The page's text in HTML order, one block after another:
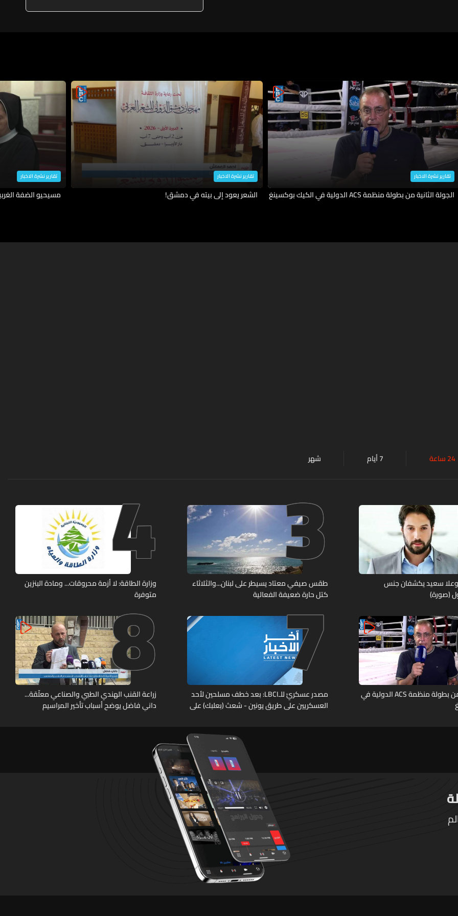
تقارير نشرة الاخبار
الجولة الثانية من بطولة منظمة ACS الدولية في الكيك بوكسينغ
تقارير نشرة الاخبار
الشعر يعود إلى بيته في دمشق!
تقارير نشرة الاخبار
مسيحيو الضفة
24 ساعة 7 أيام شهر
سعيد يكشفان جنس
(صورة)
3
طقس صيفي معتاد يسيطر على لبنان...والثلاثاء
كتل حارة ضعيفة الفعالية
4
وزارة الطاقة: لا أزمة محروقات... ومادة البنزين
متوفرة
الجولة الثانية من بطولة منظمة ACS الدولية في
7
مصدر عسكريّ للـLBCI: بعد خطف مسلحين لأحد
العسكريين على طريق يونين - شعث (بعلبك) على
المخطوف والوحدات المختصة تعمل على
8
زراعة القنب الهندي الطبي والصناعي معلّقة...
داني فاضل يوضح أسباب تأخير المراسيم